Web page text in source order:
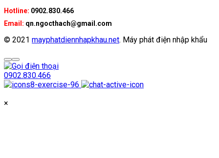
Hotline: 0902.830.466
Email: qn.ngocthach@gmail.com
© 2021 mayphatdiennhapkhau.net. Máy phát điện nhập khẩu
0902.830.466
×